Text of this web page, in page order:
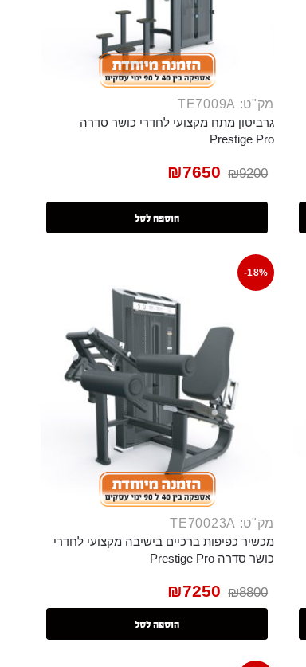
מק"ט: TE7009A
גרביטון מתח מקצועי לחדרי כושר סדרה
Prestige Pro
₪9200
₪7650
הוספה לסל
-18%
מק"ט: TE70023A
מכשיר כפיפות ברכיים בישיבה מקצועי לחדרי
כושר סדרה Prestige Pro
₪8800
₪7250
הוספה לסל